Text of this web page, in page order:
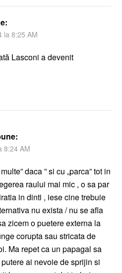
la 8:25 AM
Lasconi a devenit
8:24 AM
daca ” si cu „parca” tot in
raului mai mic , o sa par
in dinti , iese cine trebuie
nu exista / nu se afla
zicem o puetere externa la
corupta sau stricata de
Ma repet ca un papagal sa
ai nevoie de sprijin si